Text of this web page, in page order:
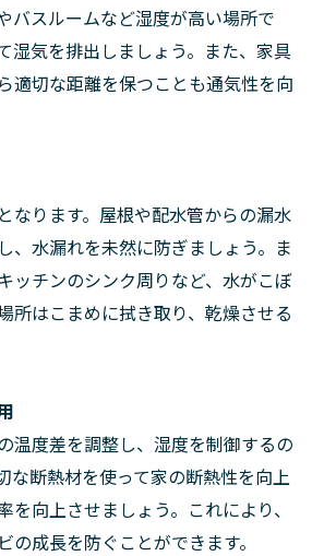
バスルームなど湿度が高い場所で
湿気を排出しましょう。また、家具
適切な距離を保つことも通気性を向
なります。屋根や配水管からの漏水
、水漏れを未然に防ぎましょう。ま
ッチンのシンク周りなど、水がこぼ
所はこまめに拭き取り、乾燥させる
温度差を調整し、湿度を制御するの
な断熱材を使って家の断熱性を向上
を向上させましょう。これにより、
の成長を防ぐことができます。